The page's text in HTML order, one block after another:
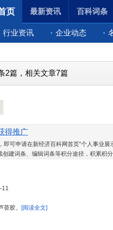
页
行业资讯 企业动态
最新资讯 百科词条
2篇，相关文章7篇
得推广
可申请在新经济百科网首页“个人事业
建词条、编辑词条等积分途径，积累积
11
胶。
[阅读全文]